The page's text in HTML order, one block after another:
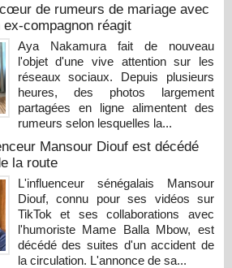
de rumeurs de mariage avec
compagnon réagit
Aya Nakamura fait de nouveau
l'objet d'une vive attention sur les
réseaux sociaux. Depuis plusieurs
heures, des photos largement
partagées en ligne alimentent des
rumeurs selon lesquelles la...
Mansour Diouf est décédé
la route
L'influenceur sénégalais Mansour
Diouf, connu pour ses vidéos sur
TikTok et ses collaborations avec
l'humoriste Mame Balla Mbow, est
décédé des suites d'un accident de
la circulation. L'annonce de sa...